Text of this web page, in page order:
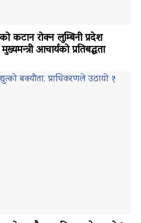
कटान रोक्न लुम्बिनी प्रदेश
आचार्यको प्रतिबद्धता